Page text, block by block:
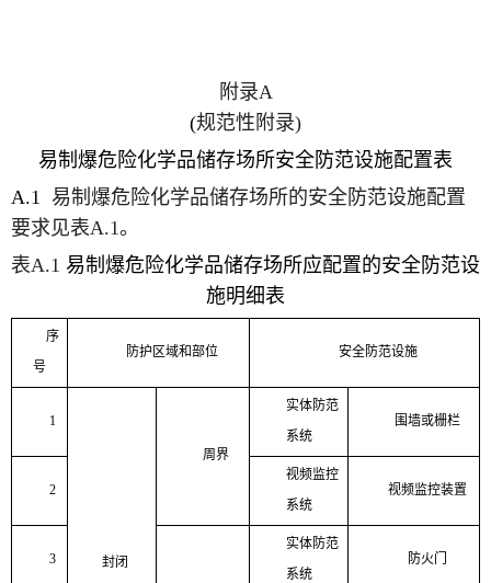
附录A
(规范性附录)
易制爆危险化学品储存场所安全防范设施配置表
A.1 易制爆危险化学品储存场所的安全防范设施配置
要求见表A.1。
表A.1 易制爆危险化学品储存场所应配置的安全防范设
施明细表
序
号
防护区域和部位 安全防范设施
1
封闭
周界
实体防范
系统
围墙或栅栏
2
视频监控
系统
视频监控装置
3
实体防范
系统
防火门